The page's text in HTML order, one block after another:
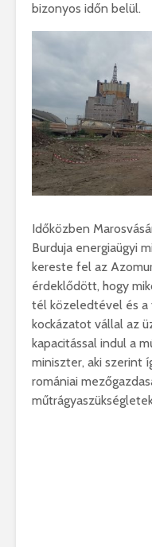
bizonyos időn belül.
Időközben
Burduja energiaügyi
kereste fel az
érdeklődött, hogy
tél közeledtével és a
kockázatot vállal az
kapacitással indul a
miniszter, aki szerint
romániai